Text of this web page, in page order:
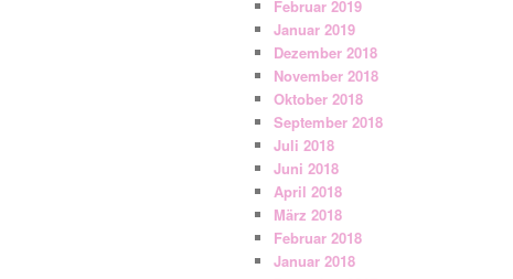
Februar 2019
Januar 2019
Dezember 2018
November 2018
Oktober 2018
September 2018
Juli 2018
Juni 2018
April 2018
März 2018
Februar 2018
Januar 2018